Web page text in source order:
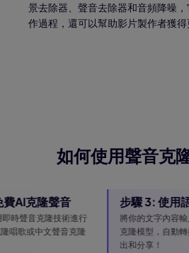
景去除器、聲音去除器和音頻降噪
作過程，還可以幫助影片製作者獲得
如何使用聲音克
AI克隆聲音
時聲音克隆技術進行
唱歌或中文聲音克隆
步驟 3: 使用
將你的文字內容
克隆模型，自動
出和分享！